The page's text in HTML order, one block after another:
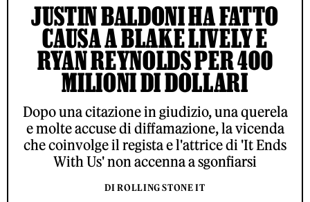
JUSTIN BALDONI HA FATTO
CAUSA A BLAKE LIVELY E
RYAN REYNOLDS PER 400
MILIONI DI DOLLARI
Dopo una citazione in giudizio, una querela
e molte accuse di diffamazione, la vicenda
che coinvolge il regista e l'attrice di 'It Ends
With Us' non accenna a sgonfiarsi
DI ROLLING STONE IT